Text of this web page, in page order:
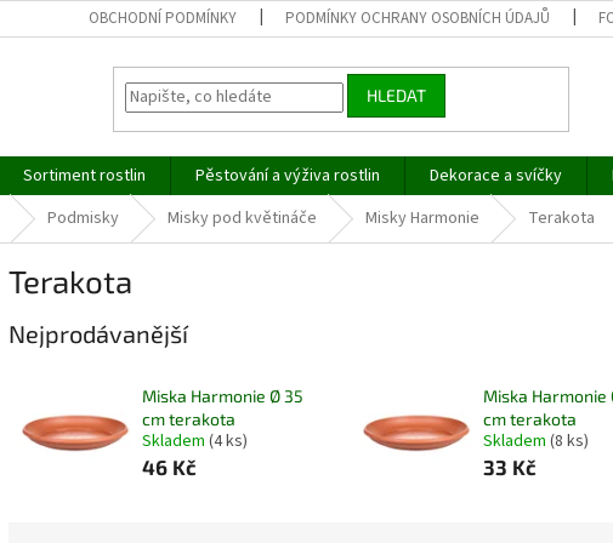
OBCHODNÍ PODMÍNKY PODMÍNKY OCHRANY OSOBNÍCH ÚDAJŮ
HLEDAT
Sortiment rostlin Pěstování a výživa rostlin Dekorace a svíčky
Podmisky Misky pod květináče Misky Harmonie Terakota
Terakota
Nejprodávanější
Miska Harmonie Ø 35
cm terakota
Skladem (4 ks)
46 Kč
Miska Harmonie
cm terakota
Skladem (8 ks)
33 Kč